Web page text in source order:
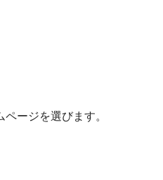
ージを選びます。